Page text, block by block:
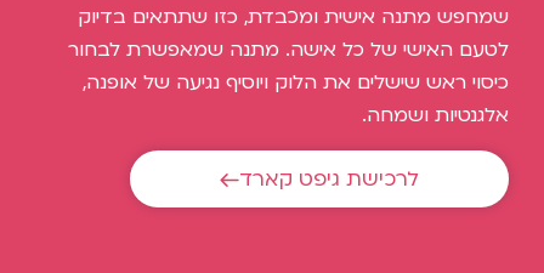
שמחפש מתנה אישית ומכבדת, כזו שתתאים בדיוק
לטעם האישי של כל אישה. מתנה שמאפשרת לבחור
כיסוי ראש שישלים את הלוק ויוסיף נגיעה של אופנה,
אלגנטיות ושמחה.
לרכישת גיפט קארד